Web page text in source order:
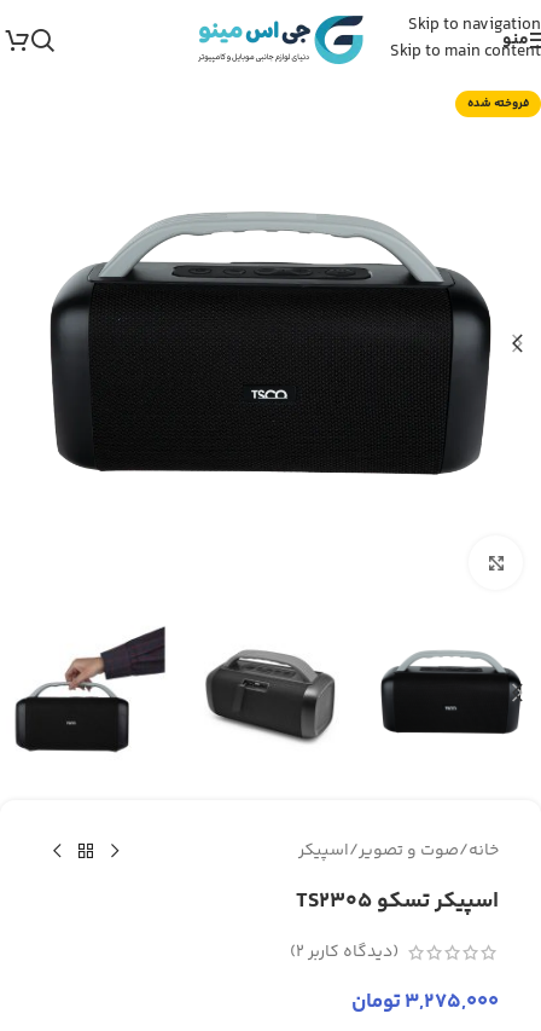
Skip to navigation
Skip to main content
منو
فروخته شده
خانه/صوت و تصویر/اسپیکر
اسپیکر تسکو TS2305
(دیدگاه کاربر2
)
3,275,000تومان